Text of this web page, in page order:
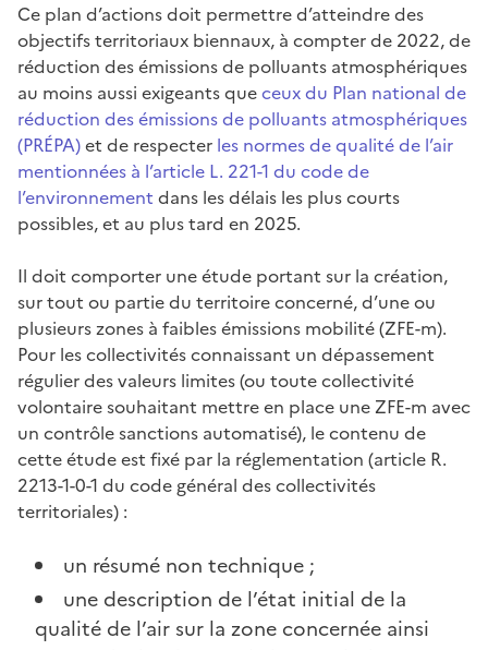
Ce plan d’actions doit permettre d’atteindre des
objectifs territoriaux biennaux, à compter de 2022, de
réduction des émissions de polluants atmosphériques
au moins aussi exigeants queceux du Plan national de
réduction des émissions de polluants atmosphériques
(PRÉPA)et de respecter les normes de qualité de l’air
mentionnées à l’article L. 221-1 du code de
l’environnement dans les délais les plus courts
possibles, et au plus tard en 2025.
Il doit comporter une étude portant sur la création,
sur tout ou partie du territoire concerné, d’une ou
plusieurs zones à faibles émissions mobilité (ZFE-m).
Pour les collectivités connaissant un dépassement
régulier des valeurs limites (ou toute collectivité
volontaire souhaitant mettre en place une ZFE-m avec
un contrôle sanctions automatisé), le contenu de
cette étude est fixé par la réglementation (article R.
2213-1-0-1 du code général des collectivités
territoriales) :
un résumé non technique ;
une description de l’état initial de la
qualité de l’air sur la zone concernée ainsi